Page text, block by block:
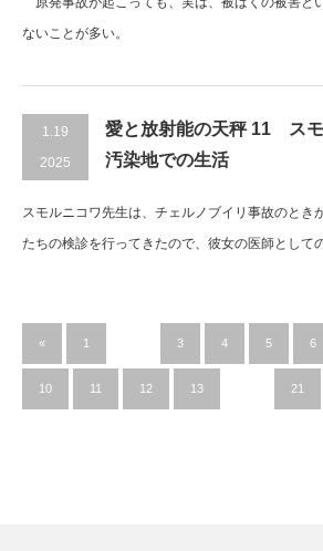
ないことが多い。
1.19
2025
愛と放射能の天秤 11 ス
汚染地での生活
スモルニコワ先生は、チェルノブイリ事故のとき
たちの検診を行ってきたので、彼女の医師として
« 1 3 4 5 6
10 11 12 13 21